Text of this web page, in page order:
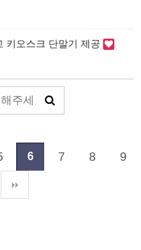
키오스크 단말기 제공
6 7 8
9